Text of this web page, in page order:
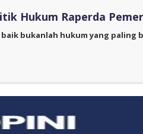
Hukum Raperda
baik bukanlah hukum yang